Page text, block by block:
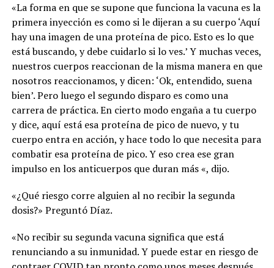
«La forma en que se supone que funciona la vacuna es la
primera inyección es como si le dijeran a su cuerpo ‘Aquí
hay una imagen de una proteína de pico. Esto es lo que
está buscando, y debe cuidarlo si lo ves.’ Y muchas veces,
nuestros cuerpos reaccionan de la misma manera en que
nosotros reaccionamos, y dicen: ‘Ok, entendido, suena
bien’. Pero luego el segundo disparo es como una
carrera de práctica. En cierto modo engaña a tu cuerpo
y dice, aquí está esa proteína de pico de nuevo, y tu
cuerpo entra en acción, y hace todo lo que necesita para
combatir esa proteína de pico. Y eso crea ese gran
impulso en los anticuerpos que duran más «, dijo.
«¿Qué riesgo corre alguien al no recibir la segunda
dosis?» Preguntó Díaz.
«No recibir su segunda vacuna significa que está
renunciando a su inmunidad. Y puede estar en riesgo de